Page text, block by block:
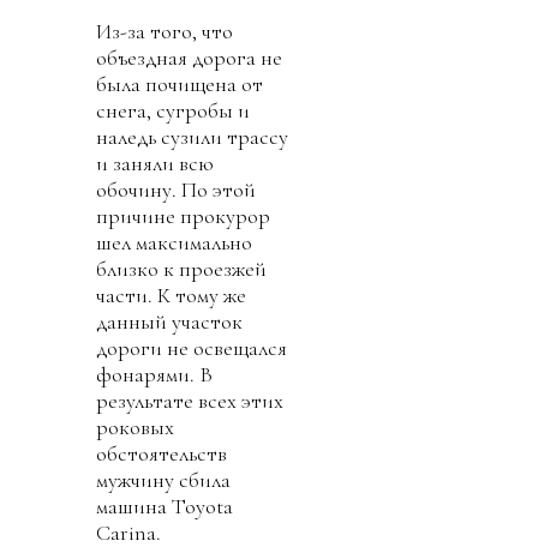
Из-за того, что
объездная дорога не
была почищена от
снега, сугробы и
наледь сузили трассу
и заняли всю
обочину. По этой
причине прокурор
шел максимально
близко к проезжей
части. К тому же
данный участок
дороги не освещался
фонарями. В
результате всех этих
роковых
обстоятельств
мужчину сбила
машина Toyota
Carina.